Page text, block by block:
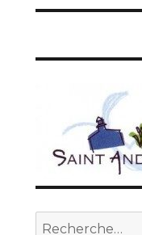
suivante :
Recherche